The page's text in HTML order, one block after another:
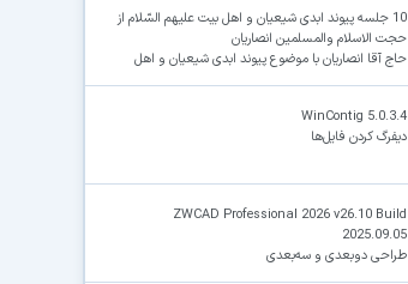
10 جلسه پیوند ابدی شیعیان و اهل بیت علیهم السّلام از
حجت الاسلام والمسلمین انصاریان
حاج آقا انصاریان با موضوع پیوند ابدی شیعیان و اهل
WinContig 5.0.3.4
دیفرگ کردن فایل‌ها
ZWCAD Professional 2026 v26.10 Build
2025.09.05
طراحی دوبعدی و سه‌بعدی